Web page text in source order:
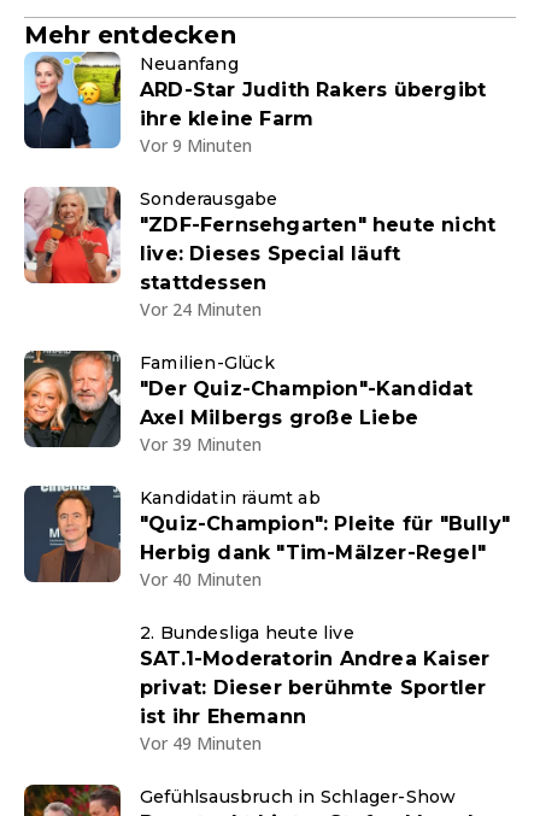
Mehr entdecken
Neuanfang
ARD-Star Judith Rakers übergibt
ihre kleine Farm
Vor 9 Minuten
Sonderausgabe
"ZDF-Fernsehgarten" heute nicht
live: Dieses Special läuft
stattdessen
Vor 24 Minuten
Familien-Glück
"Der Quiz-Champion"-Kandidat
Axel Milbergs große Liebe
Vor 39 Minuten
Kandidatin räumt ab
"Quiz-Champion": Pleite für "Bully"
Herbig dank "Tim-Mälzer-Regel"
Vor 40 Minuten
2. Bundesliga heute live
SAT.1-Moderatorin Andrea Kaiser
privat: Dieser berühmte Sportler
ist ihr Ehemann
Vor 49 Minuten
Gefühlsausbruch in Schlager-Show